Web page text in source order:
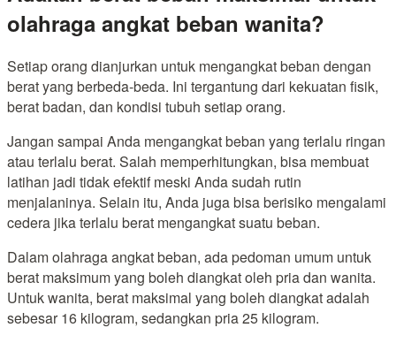
olahraga angkat beban wanita?
Setiap orang dianjurkan untuk mengangkat beban dengan
berat yang berbeda-beda. Ini tergantung dari kekuatan fisik,
berat badan, dan kondisi tubuh setiap orang.
Jangan sampai Anda mengangkat beban yang terlalu ringan
atau terlalu berat. Salah memperhitungkan, bisa membuat
latihan jadi tidak efektif meski Anda sudah rutin
menjalaninya. Selain itu, Anda juga bisa berisiko mengalami
cedera jika terlalu berat mengangkat suatu beban.
Dalam olahraga angkat beban, ada pedoman umum untuk
berat maksimum yang boleh diangkat oleh pria dan wanita.
Untuk wanita, berat maksimal yang boleh diangkat adalah
sebesar 16 kilogram, sedangkan pria 25 kilogram.